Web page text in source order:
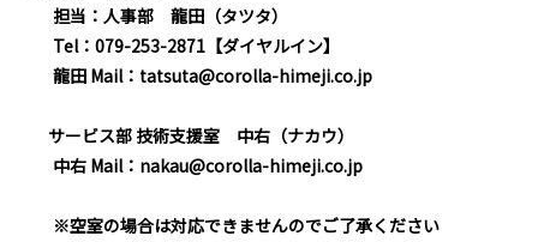
担当：人事部 龍田（タツタ）
Tel：079-253-2871【ダイヤルイン】
龍田 Mail：tatsuta@corolla-himeji.co.jp
サービス部 技術支援室 中右（ナカウ）
中右 Mail：nakau@corolla-himeji.co.jp
※空室の場合は対応できませんのでご了承ください